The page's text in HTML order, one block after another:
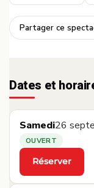
Partager ce
·
Dates et
Samedi26
OUVERT
Réserver
·